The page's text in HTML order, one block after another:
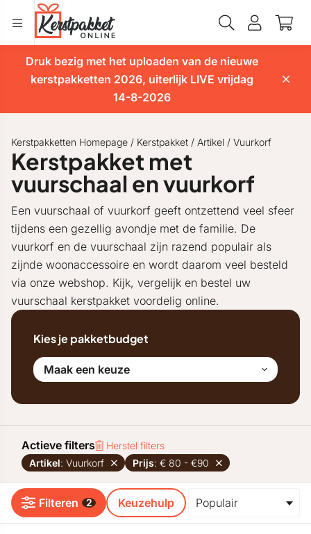
Druk bezig met het uploaden van de nieuwe
kerstpakketten 2026, uiterlijk LIVE vrijdag
14-8-2026
Kerstpakketten Homepage / Kerstpakket / Artikel / Vuurkorf
Kerstpakket met
vuurschaal en vuurkorf
Een vuurschaal of vuurkorf geeft ontzettend veel sfeer
tijdens een gezellig avondje met de familie. De
vuurkorf en de vuurschaal zijn razend populair als
zijnde woonaccessoire en wordt daarom veel besteld
via onze webshop. Kijk, vergelijk en bestel uw
vuurschaal kerstpakket voordelig online.
Kies je pakketbudget
Maak een keuze
Actieve filters
Herstel filters
Artikel: Vuurkorf Prijs: € 80 - €90
Filteren 2 Keuzehulp